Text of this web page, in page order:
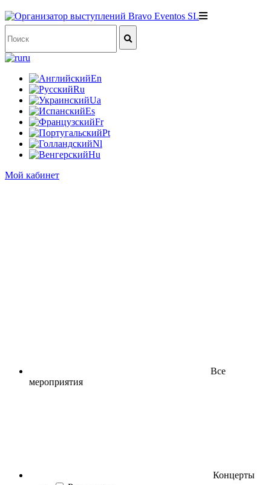
ru
En
Ru
Ua
Es
Fr
Pt
Nl
Hu
Мой кабинет
Все
мероприятия
Концерты